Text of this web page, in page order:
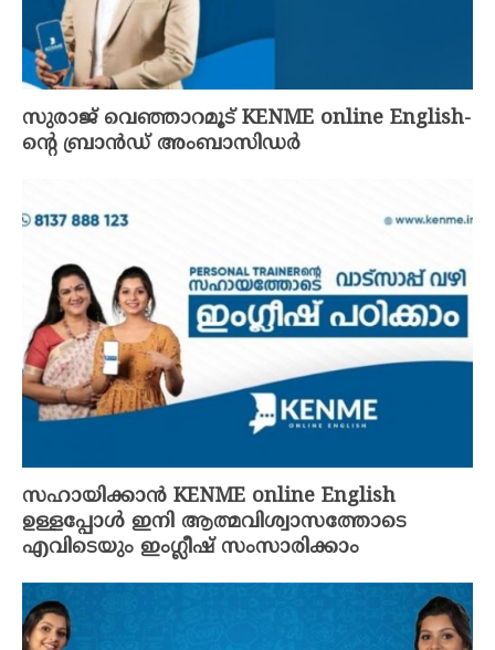
സുരാജ് വെഞ്ഞാറമൂട് KENME online English-
ന്‍റെ ബ്രാൻഡ് അംബാസിഡർ
സഹായിക്കാൻ KENME online English
ഉള്ളപ്പോൾ ഇനി ആത്മവിശ്വാസത്തോടെ
എവിടെയും ഇംഗ്ലീഷ് സംസാരിക്കാം